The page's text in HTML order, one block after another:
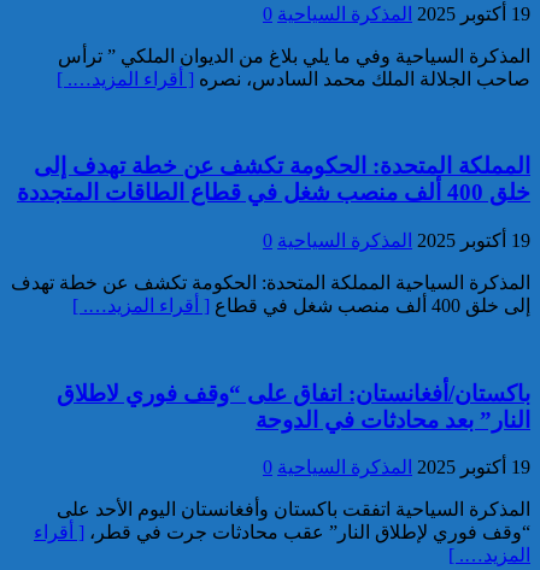
بالقنيطرة على إثر الأحداث التي
عرفتها منطقة سيدي الطيبي
موظف أمن يتقدم بشكاية لدى
الوكيل العام للملك بمحكمة
الاستئناف بالدار البيضاء على
خلفية ادعاءات وهمية وجرائم
مزعومة نسبها له حساب على
كاريكاتير
19 أكتوبر 2025 المذكرة السياحية 0
المذكرة السياحية وفي ما يلي بلاغ من الديوان الملكي ” ترأس
صاحب الجلالة الملك محمد السادس، نصره [ أقراء المزيد…. ]
المملكة المتحدة: الحكومة تكشف عن خطة تهدف إلى
خلق 400 ألف منصب شغل في قطاع الطاقات المتجددة
19 أكتوبر 2025 المذكرة السياحية 0
المذكرة السياحية المملكة المتحدة: الحكومة تكشف عن خطة تهدف
إلى خلق 400 ألف منصب شغل في قطاع
[ أقراء المزيد…. ]
باكستان/أفغانستان: اتفاق على “وقف فوري لاطلاق
النار” بعد محادثات في الدوحة
19 أكتوبر 2025 المذكرة السياحية 0
المذكرة السياحية اتفقت باكستان وأفغانستان اليوم الأحد على
“وقف فوري لإطلاق النار” عقب محادثات جرت في قطر، [ أقراء
المزيد…. ]